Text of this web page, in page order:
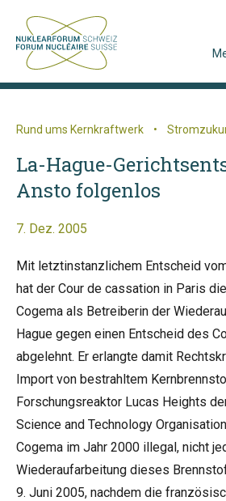
Rund ums Kernkraftwerk •
La-Hague-
Ansto folgenlos
7. Dez. 2005
Mit letztinstanzlichem Entscheid
hat der Cour de cassation in Paris
Cogema als Betreiberin der
Hague gegen einen Entscheid des
abgelehnt. Er erlangte damit
Import von bestrahltem
Forschungsreaktor Lucas Heights
Science and Technology
Cogema im Jahr 2000 illegal, nicht
Wiederaufarbeitung dieses
9. Juni 2005, nachdem die